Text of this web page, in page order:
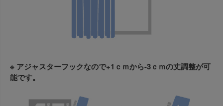
※ アジャスターフックなので+1ｃｍから-3ｃｍの丈調整が可
能です。